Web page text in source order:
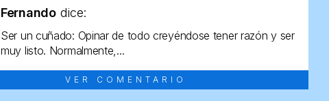
Fernando dice:
Ser un cuñado: Opinar de todo creyéndose tener razón y ser
muy listo. Normalmente,...
VER COMENTARIO